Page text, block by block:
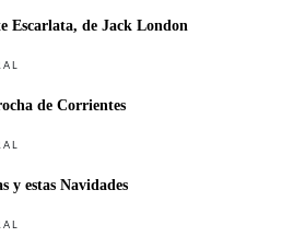
Escarlata, de Jack London
de Corrientes
y estas Navidades